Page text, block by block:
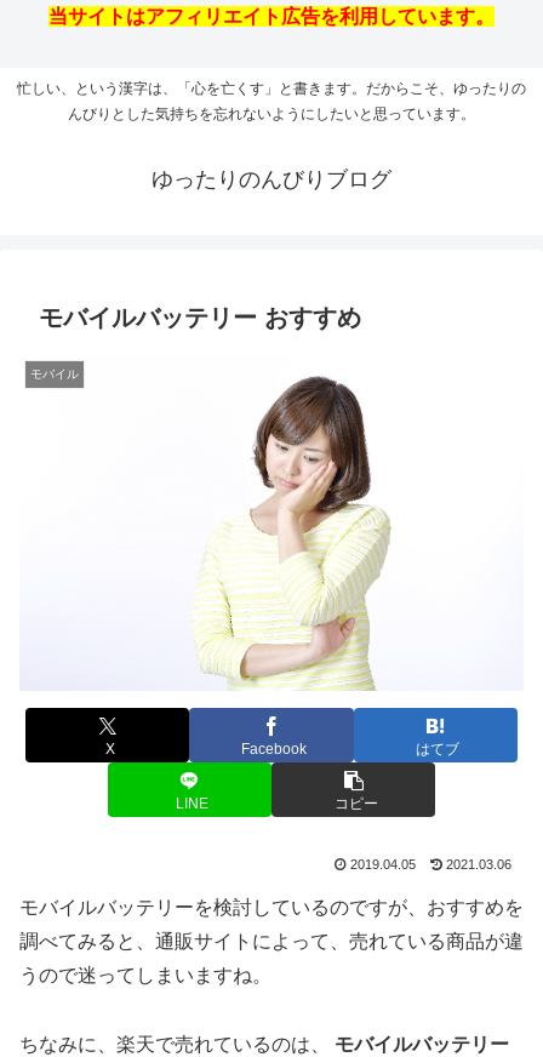
当サイトはアフィリエイト広告を利用しています。
忙しい、という漢字は、「心を亡くす」と書きます。だからこそ、ゆったりの
んびりとした気持ちを忘れないようにしたいと思っています。
ゆったりのんびりブログ
モバイルバッテリー おすすめ
モバイル
X Facebook はてブ
LINE コピー
2019.04.05 2021.03.06
モバイルバッテリーを検討しているのですが、おすすめを
調べてみると、通販サイトによって、売れている商品が違
うので迷ってしまいますね。
ちなみに、楽天で売れているのは、 モバイルバッテリー